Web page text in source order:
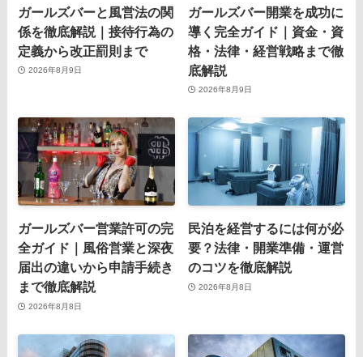
ガールズバーと風営法の関
係を徹底解説｜接待行為の
定義から改正罰則まで
2026年8月9日
ガールズバー開業を成功に
導く完全ガイド｜資金・資
格・法律・経営戦略まで徹
底解説
2026年8月9日
ガールズバー営業許可の完
全ガイド｜風俗営業と深夜
届出の違いから申請手続き
まで徹底解説
2026年8月8日
民泊を経営するには何が必
要？法律・開業準備・運営
のコツを徹底解説
2026年8月8日